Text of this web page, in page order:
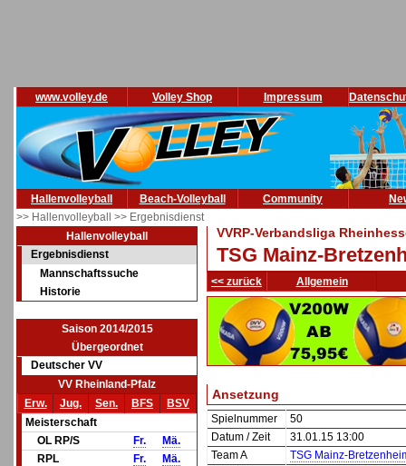
www.volley.de Volley Shop Impressum
Hallenvolleyball Beach-Volleyball Community
>> Hallenvolleyball >> Ergebnisdienst
Hallenvolleyball
Ergebnisdienst
Mannschaftssuche
Historie
Saison 2014/2015
Übergeordnet
Deutscher VV
VV Rheinland-Pfalz
Erw.
Jug. Sen. BFS
BSV
Meisterschaft
OL RP/S
Fr.
Mä.
RPL
Fr.
Mä.
VVRP-Verbandsliga
TSG Mainz-
<< zurück Allgemein
Ansetzung
Spielnummer
50
Datum / Zeit
31.01.15 13:00
Team A
TSG Mainz-